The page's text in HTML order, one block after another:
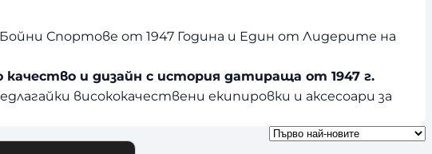
Спортове от 1947 Година и Един от Лидерите на
и дизайн с история датираща от 1947 г.
висококачествени екипировки и аксесоари за